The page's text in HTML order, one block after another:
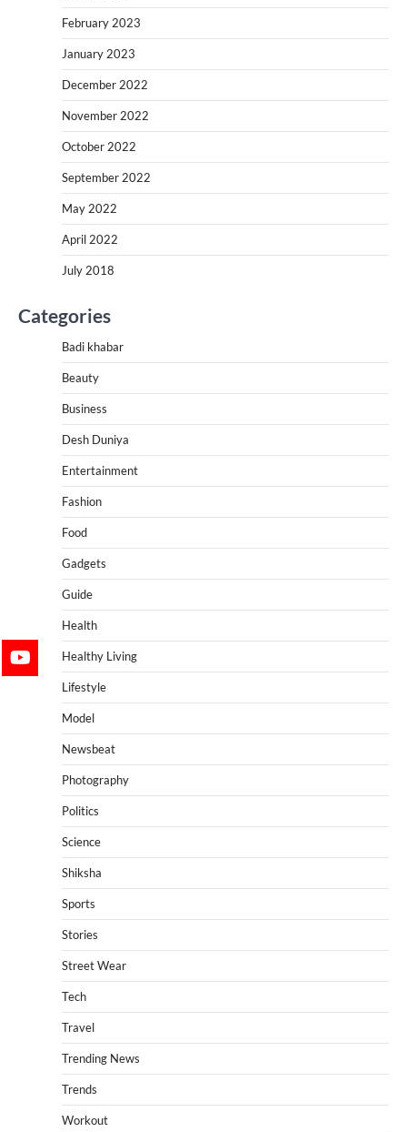
February 2023
January 2023
December 2022
November 2022
October 2022
September 2022
May 2022
April 2022
July 2018
Categories
Badi khabar
Beauty
Business
Desh Duniya
Entertainment
Fashion
Food
Gadgets
Guide
Health
Healthy Living
Lifestyle
Model
Newsbeat
Photography
Politics
Science
Shiksha
Sports
Stories
Street Wear
Tech
Travel
Trending News
Trends
Workout